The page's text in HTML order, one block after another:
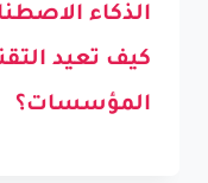
الذكاء
كيف تعيد
المؤسسات؟